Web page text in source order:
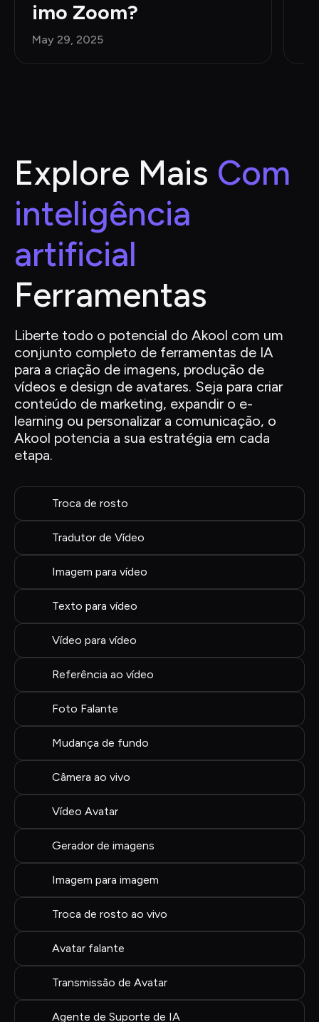
imo Zoom?
May 29, 2025
Explore Mais Com
inteligência
artificial
Ferramentas
Liberte todo o potencial do Akool com um
conjunto completo de ferramentas de IA
para a criação de imagens, produção de
vídeos e design de avatares. Seja para criar
conteúdo de marketing, expandir o e-
learning ou personalizar a comunicação, o
Akool potencia a sua estratégia em cada
etapa.
Troca de rosto
Tradutor de Vídeo
Imagem para vídeo
Texto para vídeo
Vídeo para vídeo
Referência ao vídeo
Foto Falante
Mudança de fundo
Câmera ao vivo
Vídeo Avatar
Gerador de imagens
Imagem para imagem
Troca de rosto ao vivo
Avatar falante
Transmissão de Avatar
Agente de Suporte de IA